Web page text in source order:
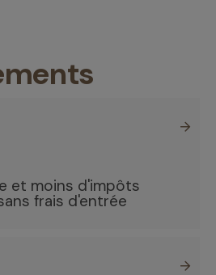
et moins d'impôts
frais d'entrée